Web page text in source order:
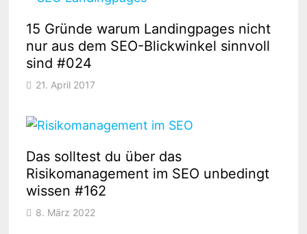
15 Gründe warum Landingpages nicht
nur aus dem SEO-Blickwinkel sinnvoll
sind #024
21. April 2017
Das solltest du über das
Risikomanagement im SEO unbedingt
wissen #162
8. März 2022